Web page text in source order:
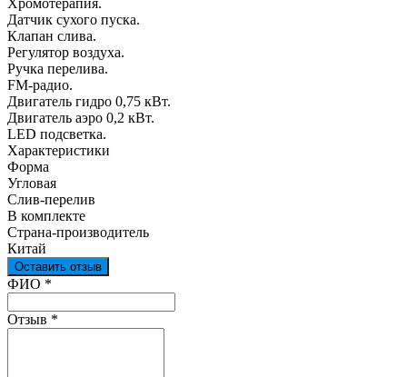
Датчик сухого пуска.
Клапан слива.
Регулятор воздуха.
Ручка перелива.
FM-радио.
Двигатель гидро 0,75 кВт.
Двигатель аэро 0,2 кВт.
LED подсветка.
Характеристики
Форма
Угловая
Слив-перелив
В комплекте
Страна-производитель
Китай
Оставить отзыв
Ваш отзыв был отправлен!
ФИО *
Отзыв *